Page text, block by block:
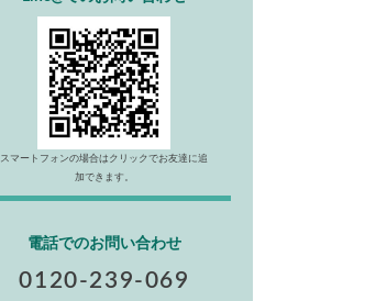
スマートフォンの場合はクリックでお友達に追
加できます。
電話でのお問い合わせ
0120-239-069